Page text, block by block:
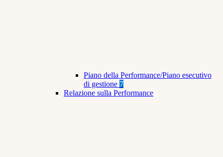
Piano della Performance/Piano esecutivo
di gestione 7
Relazione sulla Performance